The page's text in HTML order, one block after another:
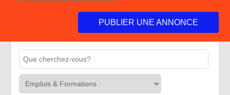
PUBLIER UNE ANNONCE